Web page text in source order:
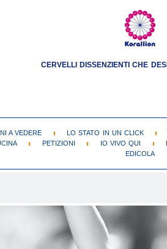
CERVELLI DISSENZIENTI CHE
A VEDERE LO STATO IN UN CLICK
PETIZIONI IO VIVO QUI
EDICOLA